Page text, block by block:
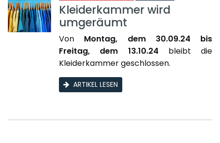
Kleiderkammer wird
umgeräumt
Von Montag, dem 30.09.24 bis
Freitag, dem 13.10.24 bleibt die
Kleiderkammer geschlossen.
ARTIKEL LESEN